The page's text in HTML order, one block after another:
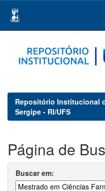
navigation
Repositório Institucional
Sergipe - RI/UFS
Página de
Buscar em: